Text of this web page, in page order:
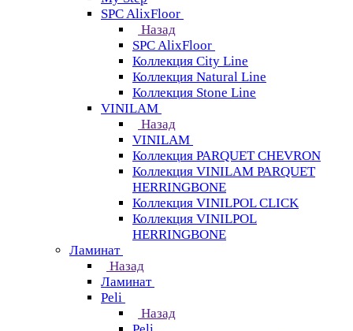
SPC AlixFloor
Назад
SPC AlixFloor
Коллекция City Line
Коллекция Natural Line
Коллекция Stone Line
VINILAM
Назад
VINILAM
Коллекция PARQUET CHEVRON
Коллекция VINILAM PARQUET
HERRINGBONE
Коллекция VINILPOL CLICK
Коллекция VINILPOL
HERRINGBONE
Ламинат
Назад
Ламинат
Peli
Назад